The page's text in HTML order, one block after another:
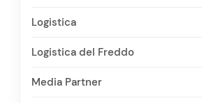
Logistica
Logistica del Freddo
Media Partner